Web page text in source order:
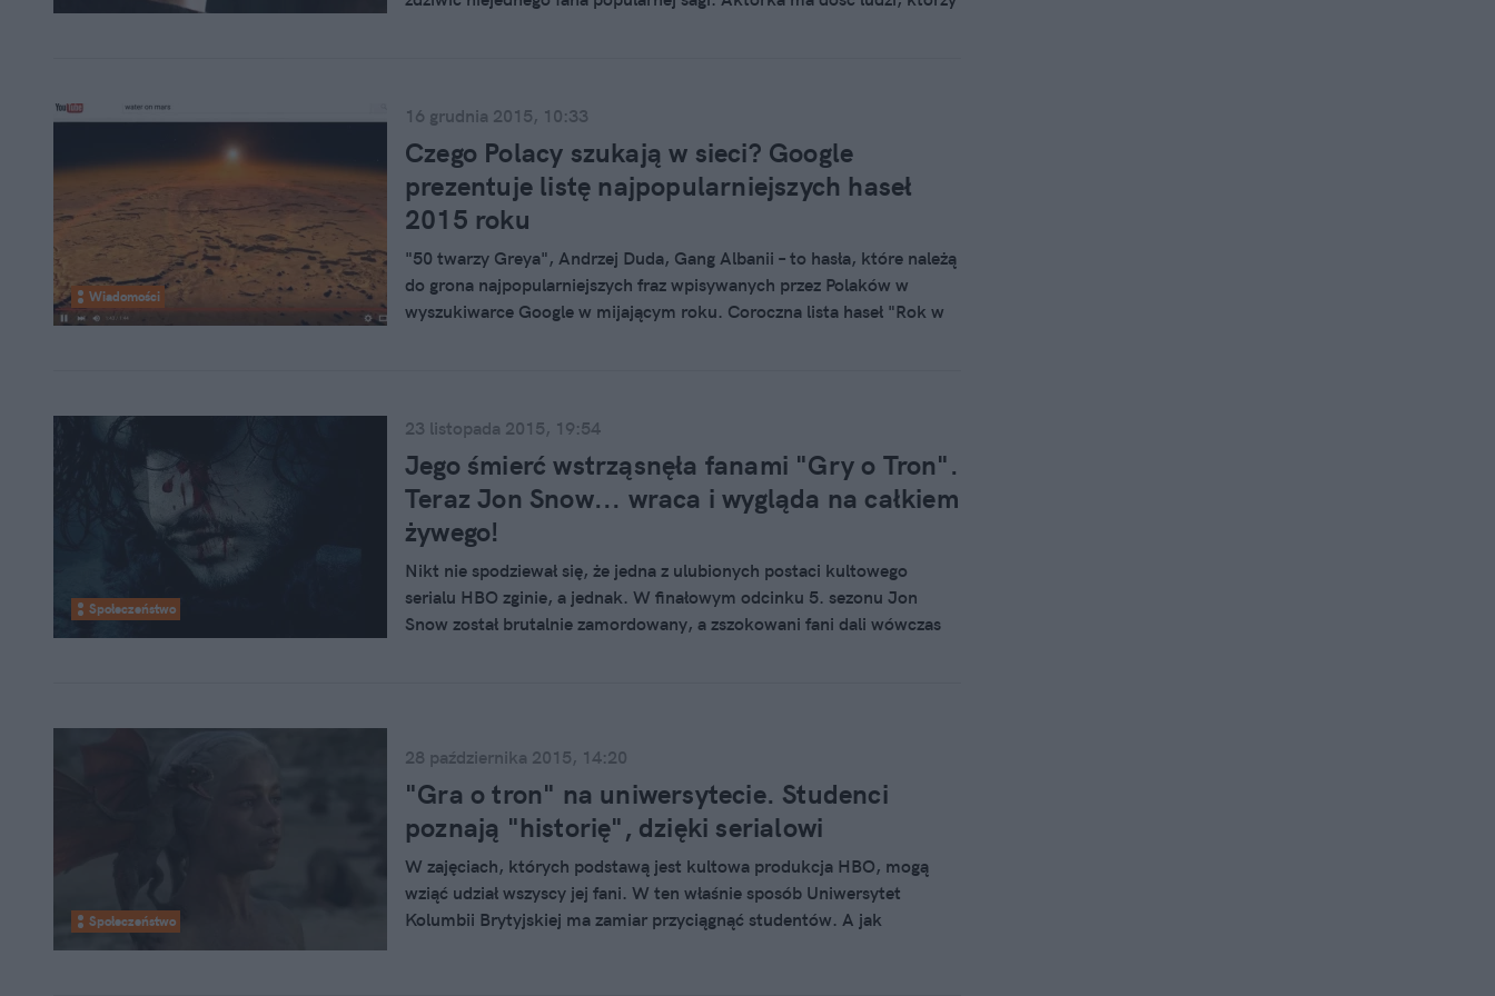
Wiadomości
16 grudnia 2015, 10:33
Czego Polacy szukają w sieci? Google
prezentuje listę najpopularniejszych haseł
2015 roku
"50 twarzy Greya", Andrzej Duda, Gang Albanii – to hasła, które należą
do grona najpopularniejszych fraz wpisywanych przez Polaków w
wyszukiwarce Google w mijającym roku. Coroczna lista haseł "Rok w
najbardziej interesowały polskich internautów w 2015 roku.
Społeczeństwo
23 listopada 2015, 19:54
Jego śmierć wstrząsnęła fanami "Gry o Tron".
Teraz Jon Snow... wraca i wygląda na całkiem
żywego!
Nikt nie spodziewał się, że jedna z ulubionych postaci kultowego
serialu HBO zginie, a jednak. W finałowym odcinku 5. sezonu Jon
Snow został brutalnie zamordowany, a zszokowani fani dali wówczas
Społeczeństwo
28 października 2015, 14:20
"Gra o tron" na uniwersytecie. Studenci
poznają "historię", dzięki serialowi
W zajęciach, których podstawą jest kultowa produkcja HBO, mogą
wziąć udział wszyscy jej fani. W ten właśnie sposób Uniwersytet
Kolumbii Brytyjskiej ma zamiar przyciągnąć studentów. A jak